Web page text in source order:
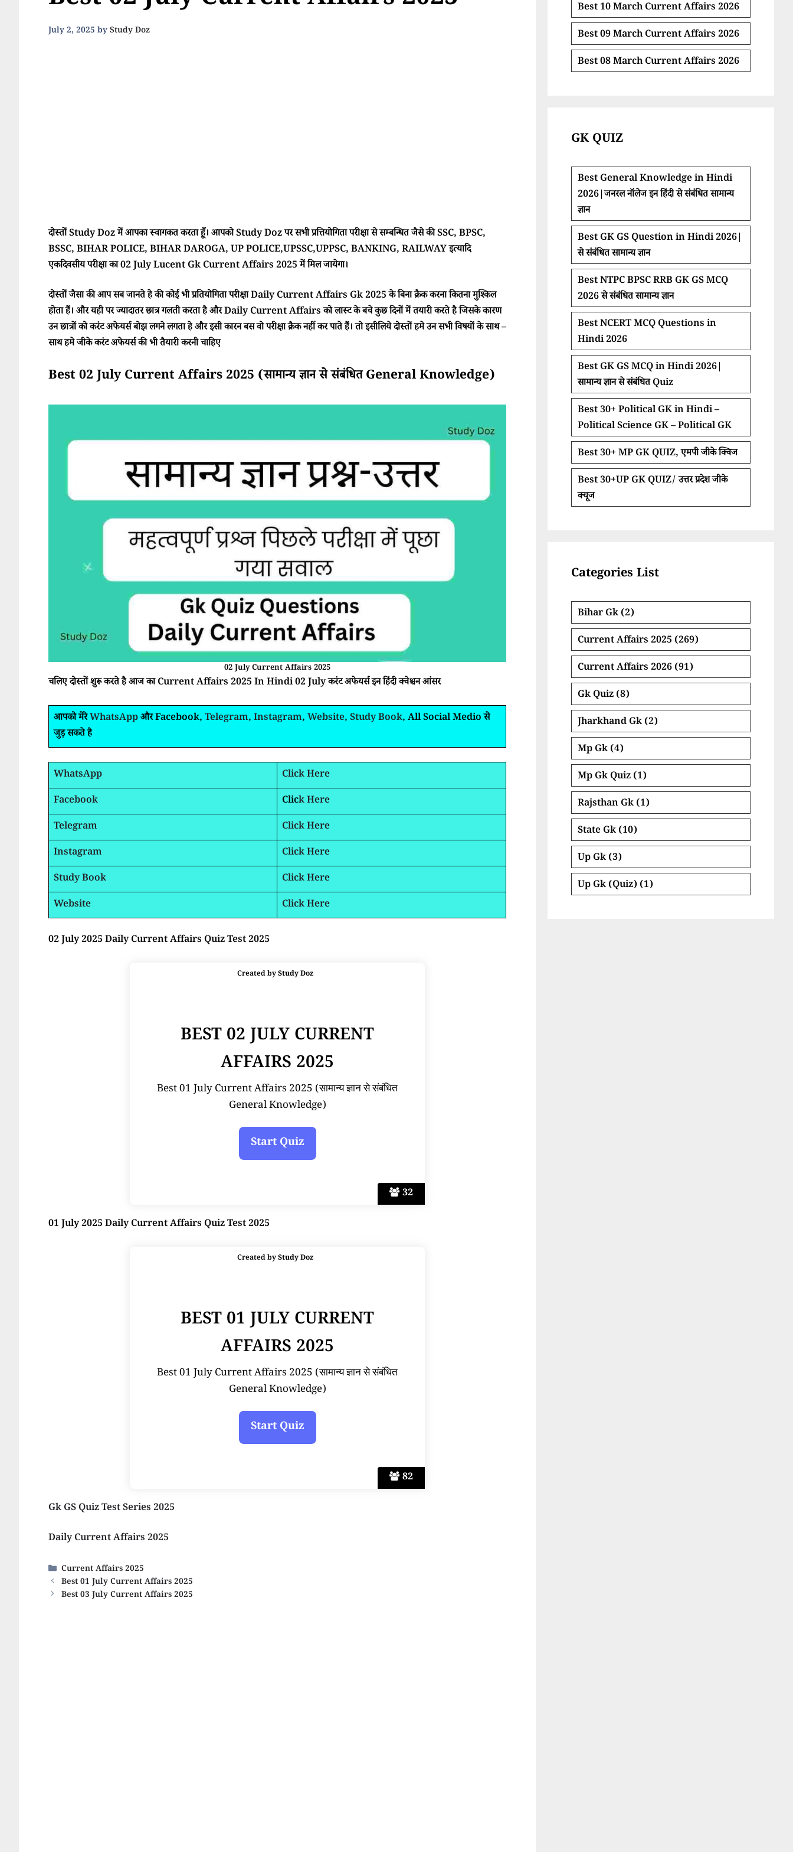
July 2, 2025 byStudy Doz
दोस्तों Study Doz में आपका स्वागकत करता हूँ। आपको Study Doz पर सभी प्रत्तियोगिता परीक्षा से सम्बन्धित जैसे की SSC, BPSC,
BSSC, BIHAR POLICE, BIHAR DAROGA, UP POLICE,UPSSC,UPPSC, BANKING, RAILWAY इत्यादि
एकदिवसीय परीक्षा का 02 July Lucent Gk Current Affairs 2025 में मिल जायेगा।
दोस्तों जैसा की आप सब जानते हे की कोई भी प्रतियोगिता परीक्षा Daily Current Affairs Gk 2025 के बिना क्रैक करना कितना मुश्किल
होता हैं। और यही पर ज्यादातर छात्र गलती करता है और Daily Current Affairs को लास्ट के बचे कुछ दिनों में तयारी करते है जिसके कारण
उन छात्रों को करंट अफेयर्स बोझ लगने लगता हे और इसी कारन बस वो परीक्षा क्रैक नहीं कर पाते हैं। तो इसीलिये दोस्तों हमे उन सभी विषयों के साथ –
साथ हमे जीके करंट अफेयर्स की भी तैयारी करनी चाहिए
Best 02 July Current Affairs 2025 (सामान्य ज्ञान से संबंधित General Knowledge)
02 July Current Affairs 2025
चलिए दोस्तों शुरू करते है आज का Current Affairs 2025 In Hindi 02 July करंट अफेयर्स इन हिंदी क्वेश्चन आंसर
आपको मेरेWhatsAppऔर Facebook, Telegram, Instagram, Website, Study Book, All Social Medio से
जुड़ सकते है
WhatsApp
Click Here
Facebook
Click Here
Telegram
Click Here
Instagram
Click Here
Study Book
Click Here
Website
Click Here
02 July 2025 Daily Current Affairs Quiz Test 2025
32
Created byStudy Doz
BEST 02 JULY CURRENT
AFFAIRS 2025
Best 01 July Current Affairs 2025 (सामान्य ज्ञान से संबंधित
General Knowledge)
01 July 2025 Daily Current Affairs Quiz Test 2025
82
Created byStudy Doz
BEST 01 JULY CURRENT
AFFAIRS 2025
Best 01 July Current Affairs 2025 (सामान्य ज्ञान से संबंधित
General Knowledge)
Gk GS Quiz Test Series 2025
Daily Current Affairs 2025
Categories
Current Affairs 2025
Best 01 July Current Affairs 2025
Best 03 July Current Affairs 2025
Best 10 March Current Affairs 2026
Best 09 March Current Affairs 2026
Best 08 March Current Affairs 2026
GK QUIZ
Best General Knowledge in Hindi
2026|जनरल नॉलेज इन हिंदी से संबंधित सामान्य
ज्ञान
Best GK GS Question in Hindi 2026|
से संबंधित सामान्य ज्ञान
Best NTPC BPSC RRB GK GS MCQ
2026 से संबंधित सामान्य ज्ञान
Best NCERT MCQ Questions in
Hindi 2026
Best GK GS MCQ in Hindi 2026|
सामान्य ज्ञान से संबंधित Quiz
Best 30+ Political GK in Hindi –
Political Science GK – Political GK
Best 30+ MP GK QUIZ, एमपी जीके क्विज
Best 30+UP GK QUIZ/ उत्तर प्रदेश जीके
क्यूज
Categories List
Bihar Gk (2)
Current Affairs 2025 (269)
Current Affairs 2026 (91)
Gk Quiz (8)
Jharkhand Gk (2)
Mp Gk (4)
Mp Gk Quiz (1)
Rajsthan Gk (1)
State Gk (10)
Up Gk (3)
Up Gk (Quiz) (1)